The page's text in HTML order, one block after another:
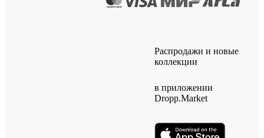
Распродажи и новые
коллекции
в приложении
Dropp.Market